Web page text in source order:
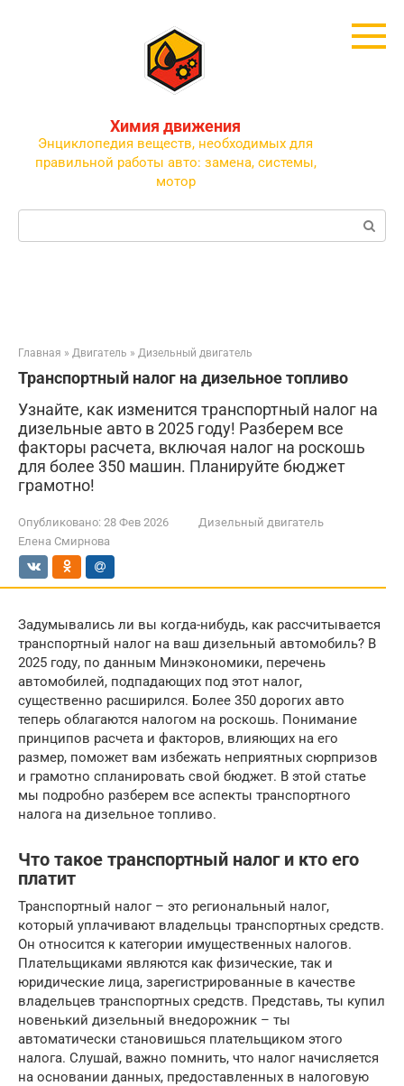
Химия движения
Энциклопедия веществ, необходимых для
правильной работы авто: замена, системы,
мотор
Поиск:
Главная » Двигатель » Дизельный двигатель
Транспортный налог на дизельное топливо
Узнайте, как изменится транспортный налог на
дизельные авто в 2025 году! Разберем все
факторы расчета, включая налог на роскошь
для более 350 машин. Планируйте бюджет
грамотно!
Опубликовано: 28 Фев 2026
Дизельный двигатель
Елена Смирнова
Задумывались ли вы когда-нибудь, как рассчитывается
транспортный налог на ваш дизельный автомобиль? В
2025 году, по данным Минэкономики, перечень
автомобилей, подпадающих под этот налог,
существенно расширился. Более 350 дорогих авто
теперь облагаются налогом на роскошь. Понимание
принципов расчета и факторов, влияющих на его
размер, поможет вам избежать неприятных сюрпризов
и грамотно спланировать свой бюджет. В этой статье
мы подробно разберем все аспекты транспортного
налога на дизельное топливо.
Что такое транспортный налог и кто его
платит
Транспортный налог – это региональный налог,
который уплачивают владельцы транспортных средств.
Он относится к категории имущественных налогов.
Плательщиками являются как физические, так и
юридические лица, зарегистрированные в качестве
владельцев транспортных средств. Представь, ты купил
новенький дизельный внедорожник – ты
автоматически становишься плательщиком этого
налога. Слушай, важно помнить, что налог начисляется
на основании данных, предоставленных в налоговую